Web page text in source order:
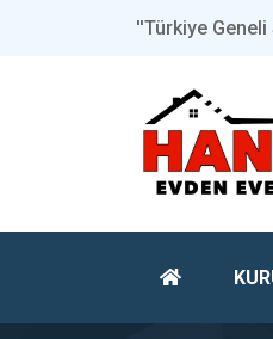
''Türkiye Geneli